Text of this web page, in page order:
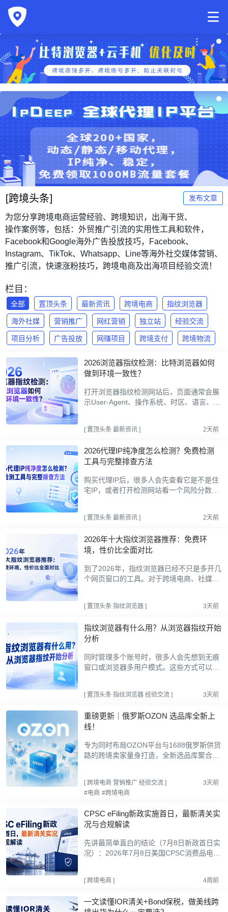
[跨境头条] 发布文章
为您分享跨境电商运营经验、跨境知识，出海干货、
操作案例等，包括：外贸推广引流的实用性工具和软件，
Facebook和Google海外广告投放技巧，Facebook、
Instagram、TikTok、Whatsapp、Line等海外社交媒体营销、
推广引流，快速涨粉技巧，跨境电商及出海项目经验交流！
栏目：
全部 置顶头条 最新资讯 跨境电商 指纹浏览器
海外社媒 营销推广 网红营销 独立站 经验交流
项目分析 广告投放 网赚项目 跨境支付 跨境物流
2026浏览器指纹检测：比特浏览器如何
做到环境一致性？
打开浏览器指纹检测网站后，页面通常会展
示User-Agent、操作系统、时区、语言、C
或风险提示，因此不少...
[ 置顶头条 最新资讯 ] 2天前
2026代理IP纯净度怎么检测？免费检测
工具与完整排查方法
购买代理IP后，很多人会先查看它是不是住
宅IP，或者打开检测网站看一个风险分数。
个代理IP是否适...
[ 置顶头条 最新资讯 ] 2天前
2026年十大指纹浏览器推荐：免费环
境，性价比全面对比
到了2026年，指纹浏览器已经不只是多开几
个网页窗口的工具。对于跨境电商、社媒运
的浏览器环境，...
[ 置顶头条 指纹浏览器 ] 3天前
指纹浏览器有什么用？从浏览器指纹开始
分析
同时管理多个账号时，很多人会先想到无痕
窗口或浏览器多用户模式。这些方式可以分
务需要长期保留...
[ 置顶头条 指纹浏览器 经验交流 ] 3天前
重磅更新｜俄罗斯OZON 选品库全新上
线！
专为同时布局OZON平台与1688俄罗斯供货
路的跨境卖家量身打造，全新选品库聚合海
海爆款全新OZON商...
[跨境电商 营销推广 经验交流 ]
3天前
#电商 #跨境电商
CPSC eFiling新政实施首日，最新清关实
况与合规解读
先讲最简单直白的结论（7月8日新政首日实
况）：2026年7月8日美国CPSC消费品电子
系统资料被海关拦截...
[ 跨境电商 ] 4周前
一文读懂IOR清关+Bond保税，做美线跨